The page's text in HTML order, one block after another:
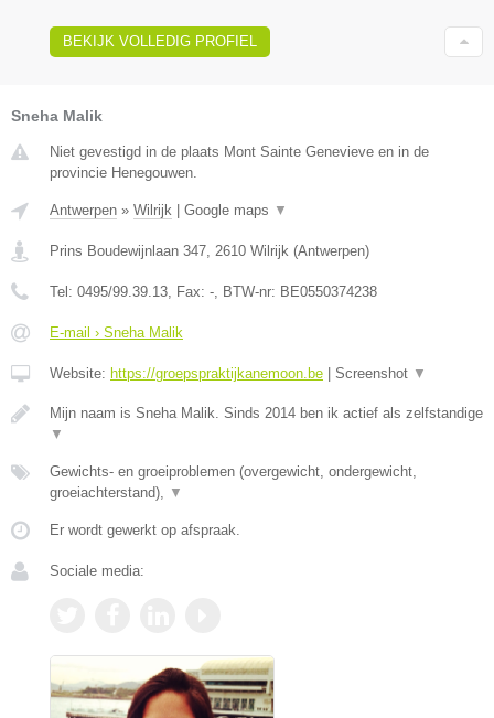
BEKIJK VOLLEDIG PROFIEL
Sneha Malik
Niet gevestigd in de plaats Mont Sainte Genevieve en in de
provincie Henegouwen.
Antwerpen » Wilrijk Google maps ▼
Prins Boudewijnlaan 347 2610 Wilrijk (Antwerpen)
Tel: 0495/99.39.13 , Fax: - , BTW-nr: BE0550374238
E-mail › Sneha Malik
Website: https://groepspraktijkanemoon.be Screenshot ▼
Mijn naam is Sneha Malik. Sinds 2014 ben ik actief als zelfstandige
▼
Gewichts- en groeiproblemen (overgewicht, ondergewicht,
groeiachterstand),
▼
Er wordt gewerkt op afspraak.
Sociale media: